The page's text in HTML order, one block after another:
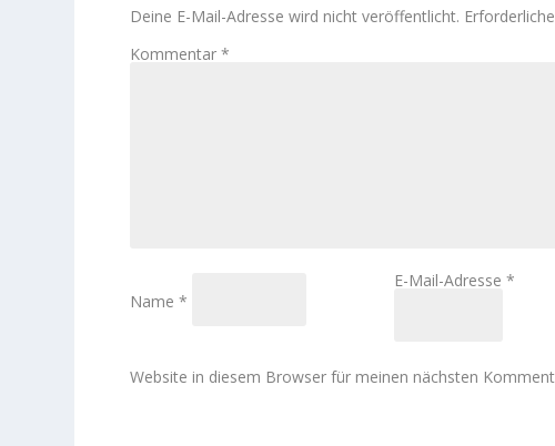
Deine E-Mail-Adresse wird nicht veröffentlicht.
Kommentar*
Name*
E-Mail-Adresse*
Website in diesem Browser für meinen nächsten